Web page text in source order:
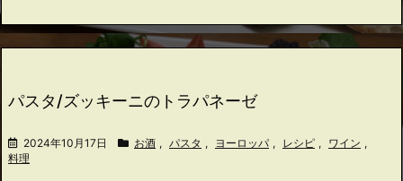
パスタ/ズッキーニのトラパネーゼ
2024年10月17日 お酒 , パスタ , ヨーロッパ , レシピ , ワイン ,
料理